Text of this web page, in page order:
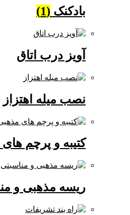
آویز درب اتاق
نصب میله اهتزاز
کتیبه و پرچم های مذهبی
ریسه مذهبی و مناسبتی